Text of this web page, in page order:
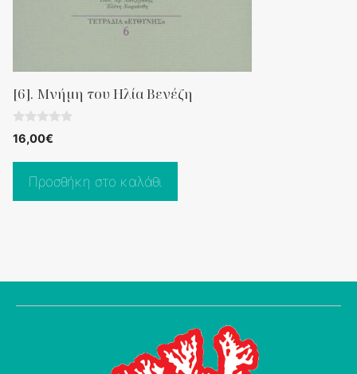
[6]. Μνήμη του Ηλία Βενέζη
0
o
5
16,00€
Προσθήκη στο καλάθι